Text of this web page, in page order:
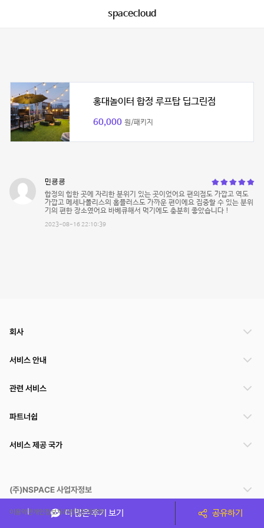
spacecloud
홍대놀이터 합정 루프탑 딥그린점
60,000 원/패키지
민쿙쿙
합정의 힙한 곳에 자리한 분위기 있는 곳이었어요 편의점도 가깝고 역도
가깝고 메세나폴리스의 홈플러스도 가까운 편이에요 집중할 수 있는 분위
기의 편한 장소였어요 바베큐해서 먹기에도 충분히 좋았습니다 !
2023-08-16 22:10:39
더 많은 후기 보기 공유하기
회사
서비스 안내
관련 서비스
파트너쉽
서비스 제공 국가
(주)NSPACE 사업자정보
이용약관개인정보처리방침운영정책
스페이스클라우드는 통신판매중개자이며 통신판매의 당사자가 아닙니다. 따라서 스페이스클